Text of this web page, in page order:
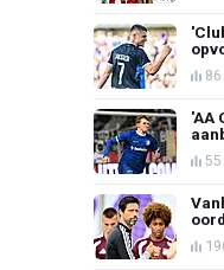
86
'AA
55